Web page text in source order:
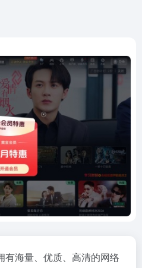
有海量、优质、高清的网络